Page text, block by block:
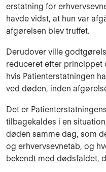
erstatning for
havde vidst, at hun var
afgørelsen blev truffet.
Derudover ville
reduceret efter princippet
hvis Patienterstatningen
ved døden, inden
Det er
tilbagekaldes i en
døden samme dag, som
og erhvervsevnetab, og
bekendt med dødsfaldet,